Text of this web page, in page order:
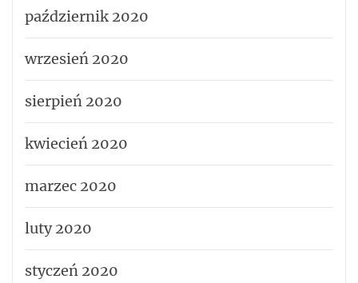
październik 2020
wrzesień 2020
sierpień 2020
kwiecień 2020
marzec 2020
luty 2020
styczeń 2020